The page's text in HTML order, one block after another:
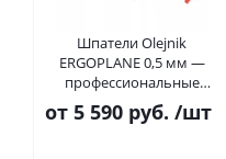
Шпатели Olejnik
ERGOPLANE 0,5 мм —
профессиональные
шпатели с алюминиевым
корпусом и сменными
от 5 590 руб. /шт